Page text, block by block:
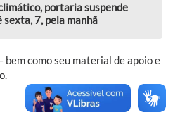
portaria suspende
7, pela manhã
como seu material de apoio e